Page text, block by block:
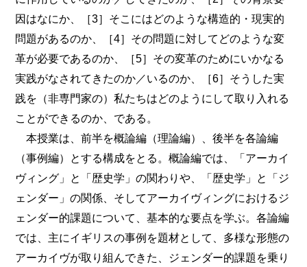
因はなにか、［3］そこにはどのような構造的・現実的
問題があるのか、［4］その問題に対してどのような変
革が必要であるのか、［5］その変革のためにいかなる
実践がなされてきたのか／いるのか、［6］そうした実
践を（非専門家の）私たちはどのようにして取り入れる
ことができるのか、である。
本授業は、前半を概論編（理論編）、後半を各論編
（事例編）とする構成をとる。概論編では、「アーカイ
ヴィング」と「歴史学」の関わりや、「歴史学」と「ジ
ェンダー」の関係、そしてアーカイヴィングにおけるジ
ェンダー的課題について、基本的な要点を学ぶ。各論編
では、主にイギリスの事例を題材として、多様な形態の
アーカイヴが取り組んできた、ジェンダー的課題を乗り